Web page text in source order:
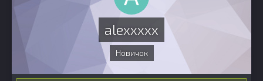
alexxxxx
Новичок